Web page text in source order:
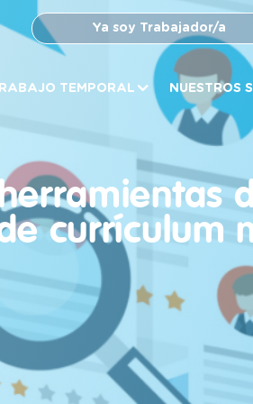
Ya soy Trabajador/a
TEMPORAL NUESTROS
currículum